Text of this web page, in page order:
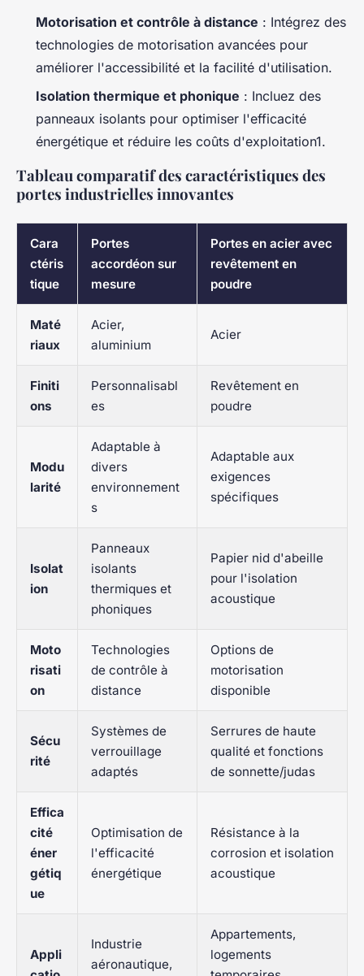
Motorisation et contrôle à distance : Intégrez des
technologies de motorisation avancées pour
améliorer l'accessibilité et la facilité d'utilisation.
Isolation thermique et phonique : Incluez des
panneaux isolants pour optimiser l'efficacité
énergétique et réduire les coûts d'exploitation1.
Tableau comparatif des caractéristiques des
portes industrielles innovantes
Cara
ctéris
tique
Portes
accordéon sur
mesure
Portes en acier avec
revêtement en
poudre
Maté
riaux
Acier,
aluminium
Acier
Finiti
ons
Personnalisabl
es
Revêtement en
poudre
Modu
larité
Adaptable à
divers
environnement
s
Adaptable aux
exigences
spécifiques
Isolat
ion
Panneaux
isolants
thermiques et
phoniques
Papier nid d'abeille
pour l'isolation
acoustique
Moto
risati
on
Technologies
de contrôle à
distance
Options de
motorisation
disponible
Sécu
rité
Systèmes de
verrouillage
adaptés
Serrures de haute
qualité et fonctions
de sonnette/judas
Effica
cité
éner
gétiq
ue
Optimisation de
l'efficacité
énergétique
Résistance à la
corrosion et isolation
acoustique
Appli
Industrie
aéronautique,
Appartements,
logements